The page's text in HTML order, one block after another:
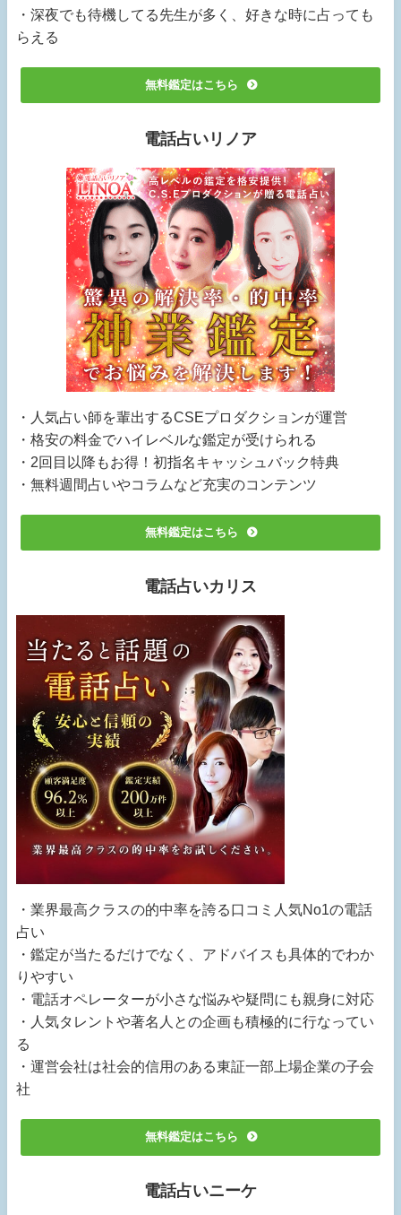
・深夜でも待機してる先生が多く、好きな時に占っても
らえる
無料鑑定はこちら
電話占いリノア
・人気占い師を輩出するCSEプロダクションが運営
・格安の料金でハイレベルな鑑定が受けられる
・2回目以降もお得！初指名キャッシュバック特典
・無料週間占いやコラムなど充実のコンテンツ
無料鑑定はこちら
電話占いカリス
・業界最高クラスの的中率を誇る口コミ人気No1の電話
占い
・鑑定が当たるだけでなく、アドバイスも具体的でわか
りやすい
・電話オペレーターが小さな悩みや疑問にも親身に対応
・人気タレントや著名人との企画も積極的に行なってい
る
・運営会社は社会的信用のある東証一部上場企業の子会
社
無料鑑定はこちら
電話占いニーケ